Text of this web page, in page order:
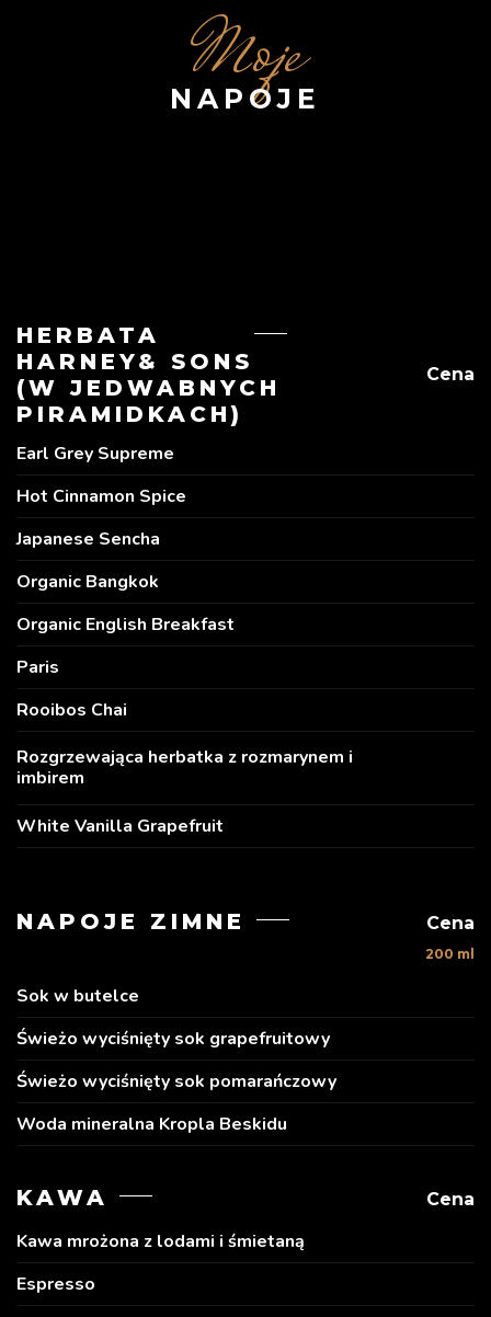
Moje
NAPOJE
HERBATA
HARNEY& SONS
(W JEDWABNYCH
PIRAMIDKACH)
Cena
Earl Grey Supreme
Hot Cinnamon Spice
Japanese Sencha
Organic Bangkok
Organic English Breakfast
Paris
Rooibos Chai
Rozgrzewająca herbatka z rozmarynem i
imbirem
White Vanilla Grapefruit
NAPOJE ZIMNE Cena
200 ml
Sok w butelce
Świeżo wyciśnięty sok grapefruitowy
Świeżo wyciśnięty sok pomarańczowy
Woda mineralna Kropla Beskidu
KAWA Cena
Kawa mrożona z lodami i śmietaną
Espresso